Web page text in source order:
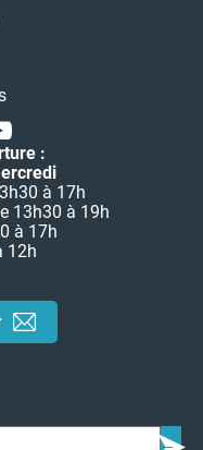
:
à 17h
13h30 à 19h
à 17h
12h